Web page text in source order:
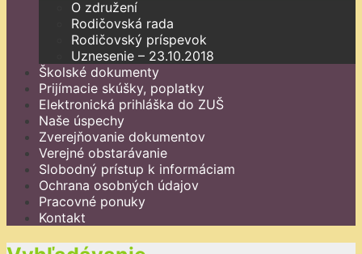
O združení
Rodičovská rada
Rodičovský príspevok
Uznesenie – 23.10.2018
Školské dokumenty
Prijímacie skúšky, poplatky
Elektronická prihláška do ZUŠ
Naše úspechy
Zverejňovanie dokumentov
Verejné obstarávanie
Slobodný prístup k informáciam
Ochrana osobných údajov
Pracovné ponuky
Kontakt